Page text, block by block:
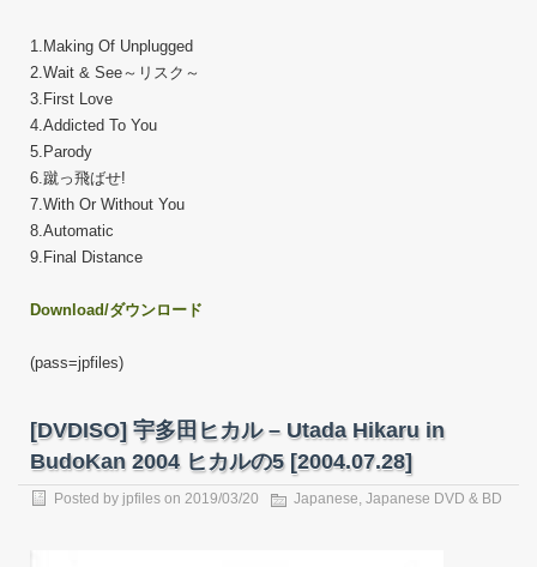
1.Making Of Unplugged
2.Wait & See～リスク～
3.First Love
4.Addicted To You
5.Parody
6.蹴っ飛ばせ!
7.With Or Without You
8.Automatic
9.Final Distance
Download/ダウンロード
(pass=jpfiles)
[DVDISO] 宇多田ヒカル – Utada Hikaru in
BudoKan 2004 ヒカルの5 [2004.07.28]
Posted by jpfiles on 2019/03/20 Japanese, Japanese DVD & BD